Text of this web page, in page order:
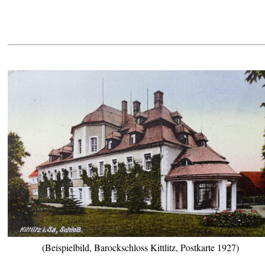
(Beispielbild, Barockschloss Kittlitz, Postkarte 1927)